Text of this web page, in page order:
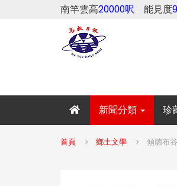
南竿雲高20000呎 能見度
新聞分類 珍
首頁 鄉土文學 傾聽布